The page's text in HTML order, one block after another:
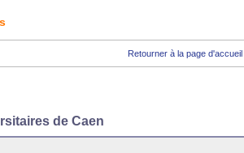
Retourner à la page d'accueil
de Caen